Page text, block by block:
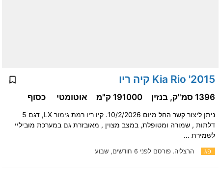
2015' Kia Rio קיה ריו
פג הרצליה.פורסם לפני 6 חודשים, שבוע
1396 סמ"ק, בנזין 191000 ק"מ אוטומטי כסוף
ניתן ליצור קשר החל מיום 10/2/2026. קיו ריו רמת גימור LX, דגם 5
דלתות , שמורה ומטופלת, במצב מצוין , מאובזרת גם במערכת מוביליי
לשמירת …